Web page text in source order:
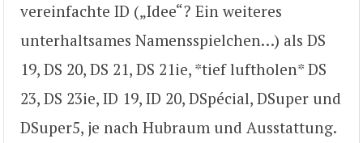
vereinfachte ID („Idee“? Ein weiteres
unterhaltsames Namensspielchen…) als DS
19, DS 20, DS 21, DS 21ie, *tief luftholen* DS
23, DS 23ie, ID 19, ID 20, DSpécial, DSuper und
DSuper5, je nach Hubraum und Ausstattung.